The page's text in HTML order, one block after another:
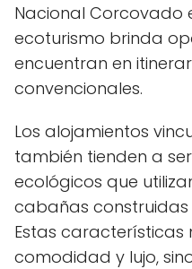
Nacional Corcovado
ecoturismo brinda
encuentran en
convencionales.
Los alojamientos
también tienden a
ecológicos que
cabañas construidas
Estas características
comodidad y lujo,